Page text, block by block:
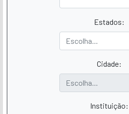
Estados:
Cidade:
Instituição: